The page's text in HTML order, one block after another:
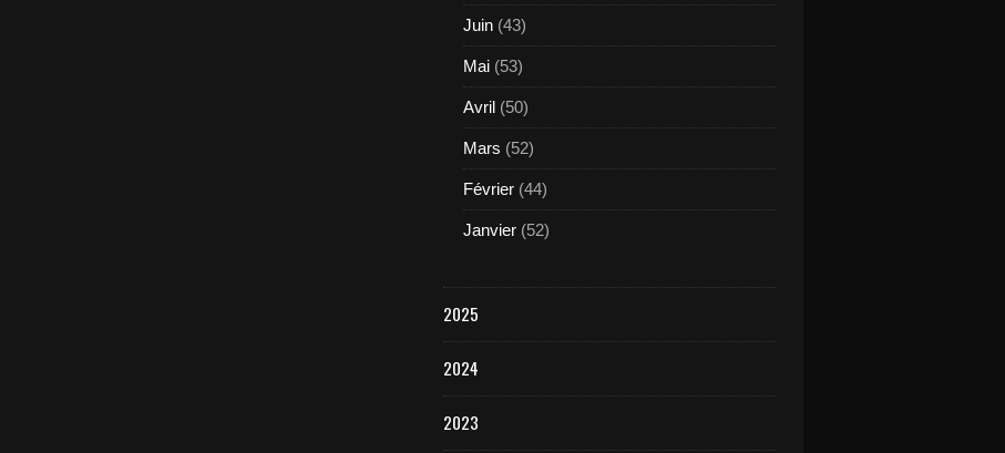
Juin (43)
Mai (53)
Avril (50)
Mars (52)
Février (44)
Janvier (52)
2025
2024
2023